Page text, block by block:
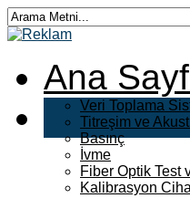
Ana
Veri Toplama
Titreşim ve
Basınç
İvme
Fiber Optik Test
Kalibrasyon